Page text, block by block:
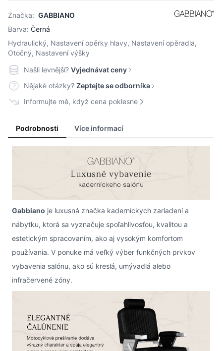
Značka: GABBIANO
Barva: Černá
Hydraulický, Nastavení opěrky hlavy, Nastavení opěradla,
Otočný, Nastavení výšky
Našli levnější? Vyjednávat ceny
Nějaké otázky? Zeptejte se odborníka
Informujte mě, když cena poklesne
Podrobnosti Více informací
Gabbiano je luxusná značka kaderníckych zariadení a
nábytku, ktorá sa vyznačuje spoľahlivosťou, kvalitou a
estetickým spracovaním, ako aj vysokým komfortom
používania. V ponuke má veľký výber funkčných prvkov
vybavenia salónu, ako sú kreslá, umývadlá alebo
infračervené zóny.